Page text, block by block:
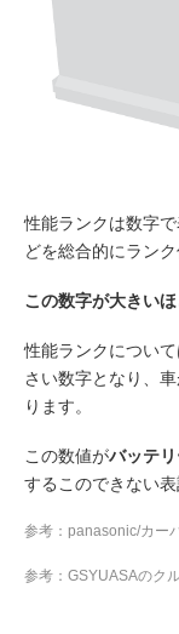
性能ランクは数字
どを総合的にランク
この数字が大きい
性能ランクについ
さい数字となり、
ります。
この数値がバッテ
するこのできない表
参考：panasonic/カー
参考： GSYUASAのク